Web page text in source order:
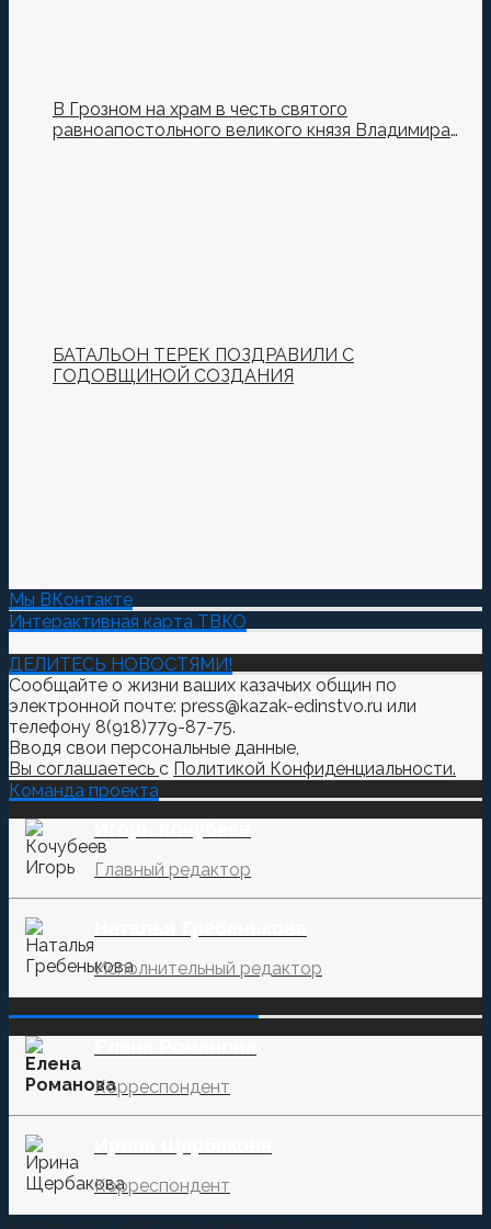
В Грозном на храм в честь святого
равноапостольного великого князя Владимира
БАТАЛЬОН ТЕРЕК ПОЗДРАВИЛИ С
ГОДОВЩИНОЙ СОЗДАНИЯ
Мы ВКонтакте
Интерактивная карта ТВКО
ДЕЛИТЕСЬ НОВОСТЯМИ!
Сообщайте о жизни ваших казачьих общин по
электронной почте: press@kazak-edinstvo.ru или
телефону 8(918)779-87-75.
Вводя свои персональные данные,
Вы соглашаетесь с Политикой Конфиденциальности.
Команда проекта
Главный редактор
Исполнительный редактор
Корреспондент
Корреспондент